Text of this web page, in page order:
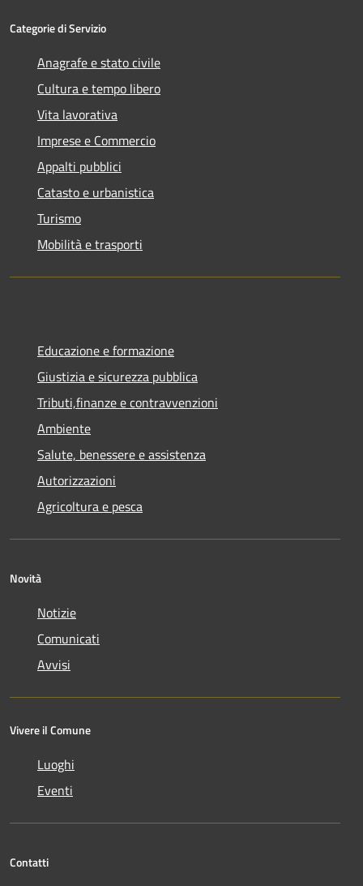
Categorie di Servizio
Anagrafe e stato civile
Cultura e tempo libero
Vita lavorativa
Imprese e Commercio
Appalti pubblici
Catasto e urbanistica
Turismo
Mobilità e trasporti
Educazione e formazione
Giustizia e sicurezza pubblica
Tributi,finanze e contravvenzioni
Ambiente
Salute, benessere e assistenza
Autorizzazioni
Agricoltura e pesca
Novità
Notizie
Comunicati
Avvisi
Vivere il Comune
Luoghi
Eventi
Contatti